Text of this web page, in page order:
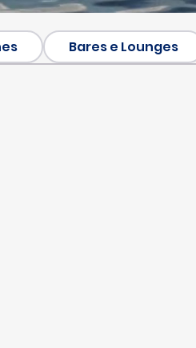
Bares e Lounges